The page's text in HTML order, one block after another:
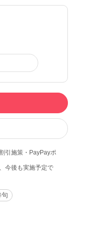
引施策・PayPayポ
今後も実施予定で